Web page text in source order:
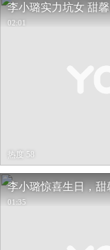
李小璐实力坑女 甜
02:01
热度 58
李小璐惊喜生日，
01:35